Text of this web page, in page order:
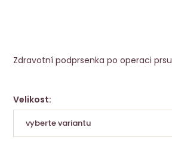
Zdravotní podprsenka po operaci prsu
Velikost:
vyberte variantu